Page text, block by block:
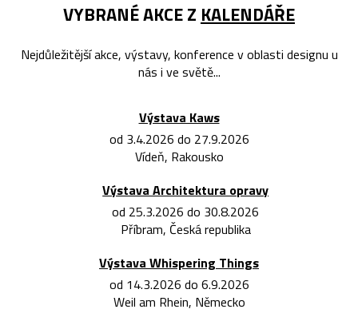
VYBRANÉ AKCE Z KALENDÁŘE
Nejdůležitější akce, výstavy, konference v oblasti designu u
nás i ve světě...
Výstava Kaws
od 3.4.2026 do 27.9.2026
Vídeň, Rakousko
Výstava Architektura opravy
od 25.3.2026 do 30.8.2026
Příbram, Česká republika
Výstava Whispering Things
od 14.3.2026 do 6.9.2026
Weil am Rhein, Německo